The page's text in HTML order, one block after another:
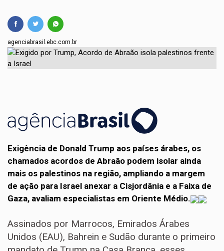
agenciabrasil.ebc.com.br
Exigência de Donald Trump aos países árabes, os
chamados acordos de Abraão podem isolar ainda
mais os palestinos na região, ampliando a margem
de ação para Israel anexar a Cisjordânia e a Faixa de
Gaza, avaliam especialistas em Oriente Médio.
Assinados por Marrocos, Emirados Árabes
Unidos (EAU), Bahrein e Sudão durante o primeiro